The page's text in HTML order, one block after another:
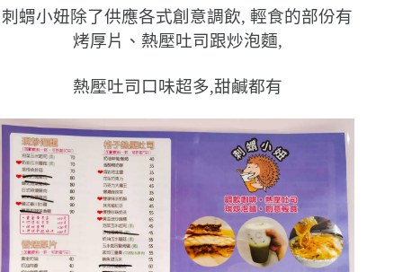
刺蝟小妞除了供應各式創意調飲, 輕食的部份有
烤厚片、熱壓吐司跟炒泡麵,
熱壓吐司口味超多,甜鹹都有